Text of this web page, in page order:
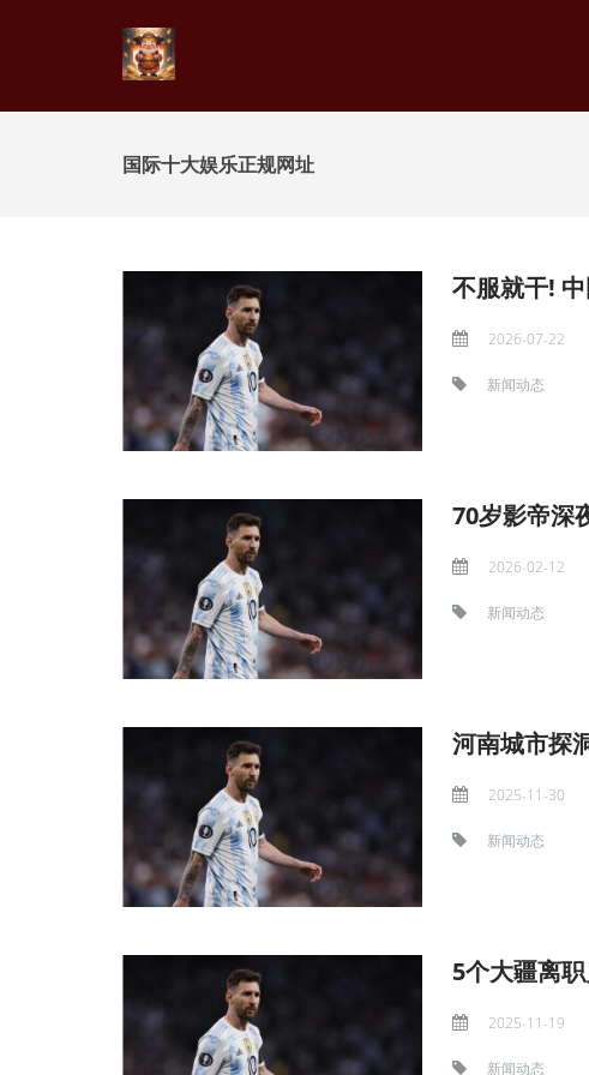
国际十大娱乐正规网址
2026-07-22
新闻动态
70岁影帝深
2026-02-12
新闻动态
河南城市探
2025-11-30
新闻动态
5个大疆离
2025-11-19
新闻动态